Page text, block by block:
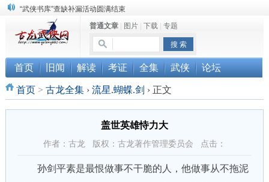
“武侠书库”查缺补漏活动圆满结束
《古龙小说原貌探究》修订版已上市
顾雪衣《古龙武侠小说知见录》上市
普通文章| 图片| 下载| 专题
首页 旧闻 解读 考证 全集 武侠 论坛
首页> 古龙全集 › 流星.蝴蝶.剑 ›正文
盖世英雄恃力大
作者：古龙 版权：古龙著作管理委员会 点击：
孙剑平素是最恨做事不干脆的人，他做事从不拖泥